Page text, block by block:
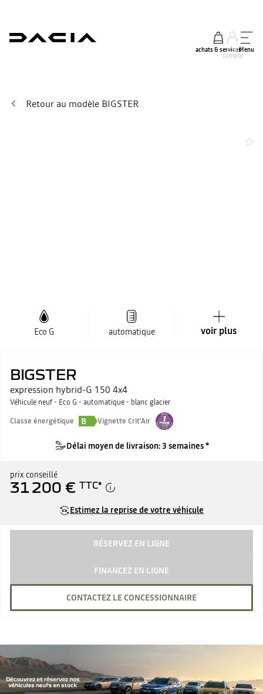
achats & services
mon
compte
Menu
Retour au modèle BIGSTER
Eco G automatique voir plus
BIGSTER
expression hybrid-G 150 4x4
Véhicule neuf - Eco G - automatique - blanc glacier
Classe énergétique
B Vignette Crit'Air
Délai moyen de livraison: 3 semaines *
prix conseillé
31 200 € TTC*
Estimez la reprise de votre véhicule
RÉSERVEZ EN LIGNE
FINANCEZ EN LIGNE
CONTACTEZ LE CONCESSIONNAIRE